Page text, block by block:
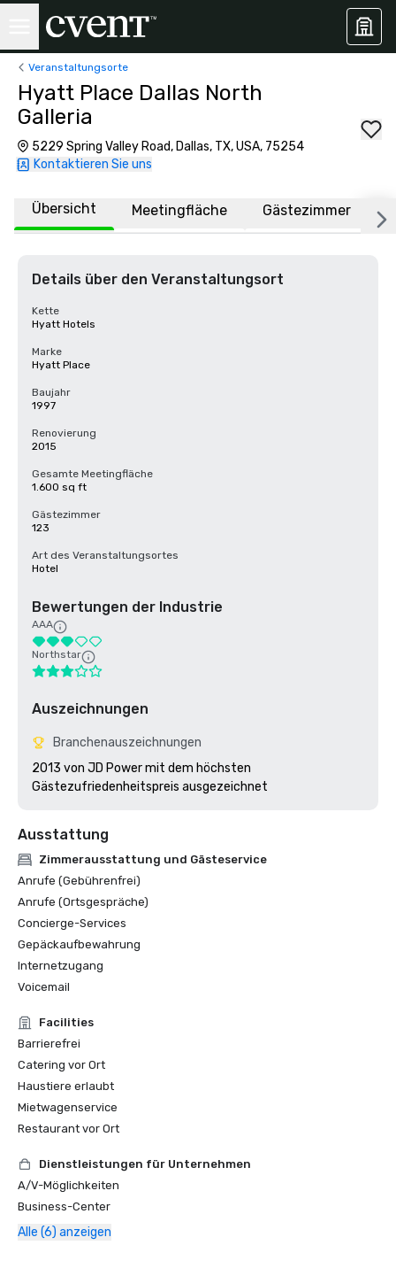
Veranstaltungsorte
Hyatt Place Dallas North
Galleria
5229 Spring Valley Road, Dallas, TX, USA, 75254
Kontaktieren Sie uns
Übersicht Meetingfläche Gästezimmer
Details über den Veranstaltungsort
Kette
Hyatt Hotels
Marke
Hyatt Place
Baujahr
1997
Renovierung
2015
Gesamte Meetingfläche
1.600 sq ft
Gästezimmer
123
Art des Veranstaltungsortes
Hotel
Bewertungen der Industrie
AAA
Northstar
Auszeichnungen
Branchenauszeichnungen
2013 von JD Power mit dem höchsten
Gästezufriedenheitspreis ausgezeichnet
Ausstattung
Zimmerausstattung und Gästeservice
Anrufe (Gebührenfrei)
Anrufe (Ortsgespräche)
Concierge-Services
Gepäckaufbewahrung
Internetzugang
Voicemail
Facilities
Barrierefrei
Catering vor Ort
Haustiere erlaubt
Mietwagenservice
Restaurant vor Ort
Dienstleistungen für Unternehmen
A/V-Möglichkeiten
Business-Center
Alle (6) anzeigen